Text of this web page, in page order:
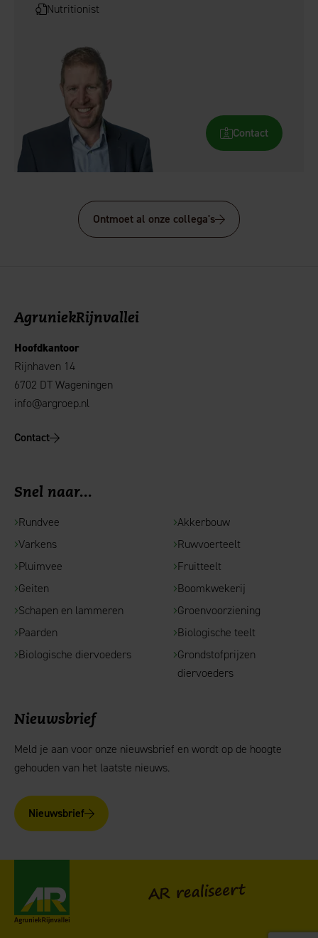
Nutritionist
Contact
Ontmoet al onze collega's
AgruniekRijnvallei
Hoofdkantoor
Rijnhaven 14
6702 DT Wageningen
info@argroep.nl
Contact
Snel naar...
Rundvee
Varkens
Pluimvee
Geiten
Schapen en lammeren
Paarden
Biologische diervoeders
Akkerbouw
Ruwvoerteelt
Fruitteelt
Boomkwekerij
Groenvoorziening
Biologische teelt
Grondstofprijzen
diervoeders
Nieuwsbrief
Meld je aan voor onze nieuwsbrief en wordt op de hoogte
gehouden van het laatste nieuws.
Nieuwsbrief
AR realiseert